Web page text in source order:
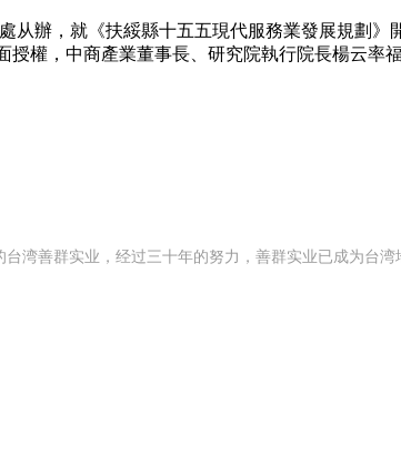
，就《扶綏縣十五五現代服務業發展規劃》
權，中商產業董事長、研究院執行院長楊云率
台湾善群实业，经过三十年的努力，善群实业已成为台